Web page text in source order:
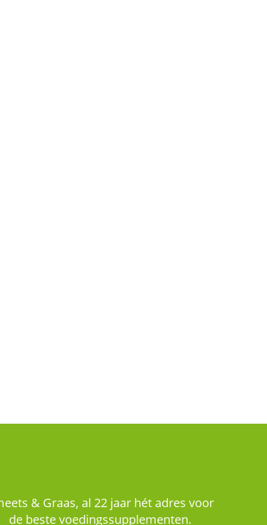
& Graas, al 22 jaar hét adres voor
de beste voedingssupplementen.